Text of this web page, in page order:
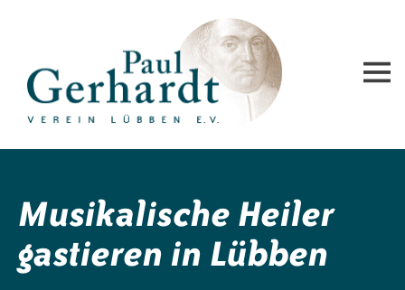
Paul-Gerhardt-Verein Lübben e.V.
Musikalische Heiler
gastieren in Lübben